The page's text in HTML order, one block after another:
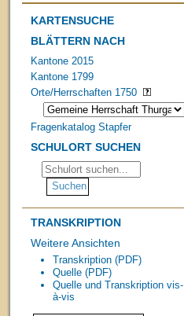
KARTENSUCHE
BLÄTTERN NACH
Kantone 2015
Kantone 1799
Orte/Herrschaften 1750
Fragenkatalog Stapfer
SCHULORT SUCHEN
TRANSKRIPTION
Weitere Ansichten
Transkription (PDF)
Quelle (PDF)
Quelle und Transkription vis-
à-vis